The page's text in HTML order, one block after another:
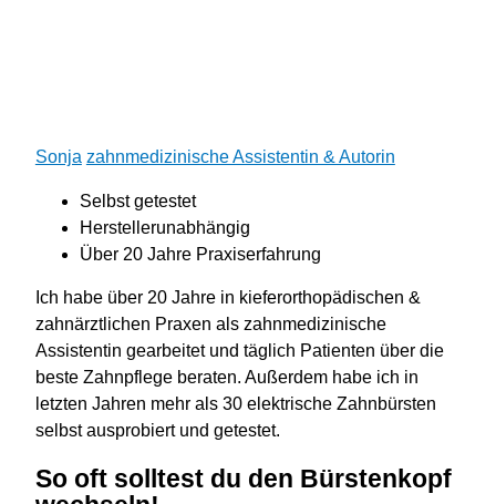
Sonja zahnmedizinische Assistentin & Autorin
Selbst getestet
Herstellerunabhängig
Über 20 Jahre Praxiserfahrung
Ich habe über 20 Jahre in kieferorthopädischen &
zahnärztlichen Praxen als zahnmedizinische
Assistentin gearbeitet und täglich Patienten über die
beste Zahnpflege beraten. Außerdem habe ich in
letzten Jahren mehr als 30 elektrische Zahnbürsten
selbst ausprobiert und getestet.
So oft solltest du den Bürstenkopf